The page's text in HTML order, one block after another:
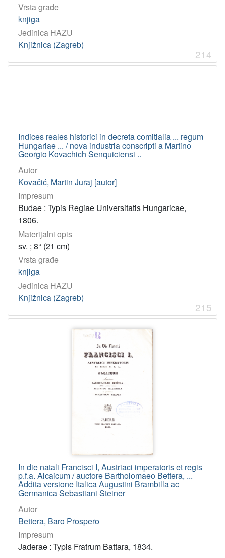
Vrsta građe
knjiga
Jedinica HAZU
Knjižnica (Zagreb)
214
Indices reales historici in decreta comitialia ... regum
Hungariae ... / nova industria conscripti a Martino
Georgio Kovachich Senquiciensi ..
Autor
Kovačić, Martin Juraj [autor]
Impresum
Budae : Typis Regiae Universitatis Hungaricae,
1806.
Materijalni opis
sv. ; 8° (21 cm)
Vrsta građe
knjiga
Jedinica HAZU
Knjižnica (Zagreb)
215
In die natali Francisci I, Austriaci imperatoris et regis
p.f.a. Alcaicum / auctore Bartholomaeo Bettera, ...
Addita versione Italica Augustini Brambilla ac
Germanica Sebastiani Steiner
Autor
Bettera, Baro Prospero
Impresum
Jaderae : Typis Fratrum Battara, 1834.